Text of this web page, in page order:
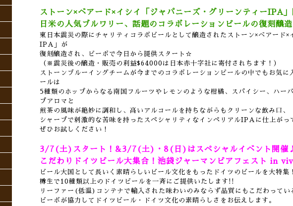
ストーン×ベアード×イシイ「ジャパニーズ・グリーンティーIPA」
日米の人気ブルワリー、話題のコラボレーションビールの復刻醸
東日本震災の際にチャリティコラボビールとして醸造されたストーン×ベアード×
IPA」が
復刻醸造され、ビーボで今日から提供スタート☆
（※震災後の醸造・販売の利益$64000は日本赤十字社に寄付されちます！）
ストーンブルーイングチームが今までのコラボレーションビールの中でもお気に
ールは
5種類のホップからなる南国フルーツやレモンのような柑橘、スパイシー、ハー
プアロマと
煎茶の風味が絶妙に調和し、高いアルコールを持ちながらもクリーンな飲み口、
シャープで刺激的な苦味を持ったスペシャリティなインペリアルIPAに仕上がっ
ぜひお試しください！
3/7(土)スタート！&3/7(土)・8(日)はスペシャルイベント開催
こだわりドイツビール大集合！池袋ジャーマンビアフェスト in
ビール大国として長いく素晴らしいビール文化をもったドイツのビールを大特集！
樽生で10種類以上のドイツビールを一斉にご提供いたします!!
リーファー(低温)コンテナで輸入された味わいのみならず品質にもこだわってい
ビーボが協力してドイツビール・ドイツ文化の素晴らしさをお伝えします。